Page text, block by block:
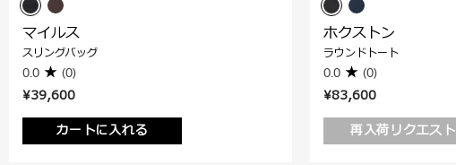
¥39,600
カートに入れる
マイルス
スリングバッグ
0.0 (0)
¥83,600
再入荷リクエスト
ホクストン
ラウンドトート
0.0 (0)